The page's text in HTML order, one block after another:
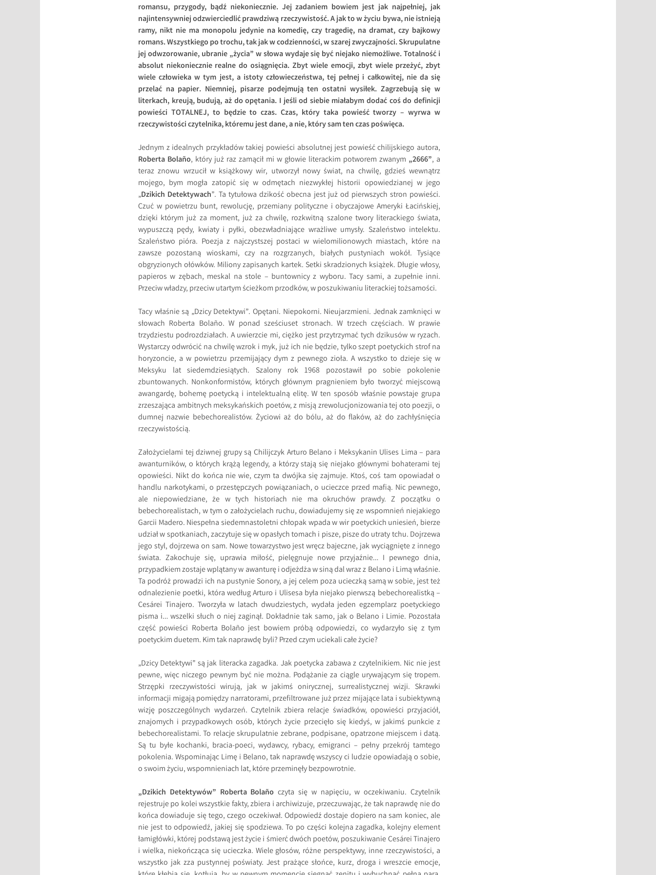
romansu, przygody, bądź niekoniecznie. Jej zadaniem bowiem jest jak najpełniej, jak
najintensywniej odzwierciedlić prawdziwą rzeczywistość. A jak to w życiu bywa, nie istnieją
ramy, nikt nie ma monopolu jedynie na komedię, czy tragedię, na dramat, czy bajkowy
romans. Wszystkiego po trochu, tak jak w codzienności, w szarej zwyczajności. Skrupulatne
jej odwzorowanie, ubranie „życia” w słowa wydaje się być niejako niemożliwe. Totalność i
absolut niekoniecznie realne do osiągnięcia. Zbyt wiele emocji, zbyt wiele przeżyć, zbyt
wiele człowieka w tym jest, a istoty człowieczeństwa, tej pełnej i całkowitej, nie da się
przelać na papier. Niemniej, pisarze podejmują ten ostatni wysiłek. Zagrzebują się w
literkach, kreują, budują, aż do opętania. I jeśli od siebie miałabym dodać coś do definicji
powieści TOTALNEJ, to będzie to czas. Czas, który taka powieść tworzy – wyrwa w
rzeczywistości czytelnika, któremu jest dane, a nie, który sam ten czas poświęca.
Jednym z idealnych przykładów takiej powieści absolutnej jest powieść chilijskiego autora,
Roberta Bolaño, który już raz zamącił mi w głowie literackim potworem zwanym „2666”, a
teraz znowu wrzucił w książkowy wir, utworzył nowy świat, na chwilę, gdzieś wewnątrz
mojego, bym mogła zatopić się w odmętach niezwykłej historii opowiedzianej w jego
„Dzikich Detektywach”. Ta tytułowa dzikość obecna jest już od pierwszych stron powieści.
Czuć w powietrzu bunt, rewolucję, przemiany polityczne i obyczajowe Ameryki Łacińskiej,
dzięki którym już za moment, już za chwilę, rozkwitną szalone twory literackiego świata,
wypuszczą pędy, kwiaty i pyłki, obezwładniające wrażliwe umysły. Szaleństwo intelektu.
Szaleństwo pióra. Poezja z najczystszej postaci w wielomilionowych miastach, które na
zawsze pozostaną wioskami, czy na rozgrzanych, białych pustyniach wokół. Tysiące
obgryzionych ołówków. Miliony zapisanych kartek. Setki skradzionych książek. Długie włosy,
papieros w zębach, meskal na stole – buntownicy z wyboru. Tacy sami, a zupełnie inni.
Przeciw władzy, przeciw utartym ścieżkom przodków, w poszukiwaniu literackiej tożsamości.
Tacy właśnie są „Dzicy Detektywi”. Opętani. Niepokorni. Nieujarzmieni. Jednak zamknięci w
słowach Roberta Bolaño. W ponad sześciuset stronach. W trzech częściach. W prawie
trzydziestu podrozdziałach. A uwierzcie mi, ciężko jest przytrzymać tych dzikusów w ryzach.
Wystarczy odwrócić na chwilę wzrok i myk, już ich nie będzie, tylko szept poetyckich strof na
horyzoncie, a w powietrzu przemijający dym z pewnego zioła. A wszystko to dzieje się w
Meksyku lat siedemdziesiątych. Szalony rok 1968 pozostawił po sobie pokolenie
zbuntowanych. Nonkonformistów, których głównym pragnieniem było tworzyć miejscową
awangardę, bohemę poetycką i intelektualną elitę. W ten sposób właśnie powstaje grupa
zrzeszająca ambitnych meksykańskich poetów, z misją zrewolucjonizowania tej oto poezji, o
dumnej nazwie bebechorealistów. Życiowi aż do bólu, aż do flaków, aż do zachłyśnięcia
rzeczywistością.
Założycielami tej dziwnej grupy są Chilijczyk Arturo Belano i Meksykanin Ulises Lima – para
awanturników, o których krążą legendy, a którzy stają się niejako głównymi bohaterami tej
opowieści. Nikt do końca nie wie, czym ta dwójka się zajmuje. Ktoś, coś tam opowiadał o
handlu narkotykami, o przestępczych powiązaniach, o ucieczce przed mafią. Nic pewnego,
ale niepowiedziane, że w tych historiach nie ma okruchów prawdy. Z początku o
bebechorealistach, w tym o założycielach ruchu, dowiadujemy się ze wspomnień niejakiego
Garcii Madero. Niespełna siedemnastoletni chłopak wpada w wir poetyckich uniesień, bierze
udział w spotkaniach, zaczytuje się w opasłych tomach i pisze, pisze do utraty tchu. Dojrzewa
jego styl, dojrzewa on sam. Nowe towarzystwo jest wręcz bajeczne, jak wyciągnięte z innego
świata. Zakochuje się, uprawia miłość, pielęgnuje nowe przyjaźnie… I pewnego dnia,
przypadkiem zostaje wplątany w awanturę i odjeżdża w siną dal wraz z Belano i Limą właśnie.
Ta podróż prowadzi ich na pustynie Sonory, a jej celem poza ucieczką samą w sobie, jest też
odnalezienie poetki, która według Arturo i Ulisesa była niejako pierwszą bebechorealistką –
Cesárei Tinajero. Tworzyła w latach dwudziestych, wydała jeden egzemplarz poetyckiego
pisma i… wszelki słuch o niej zaginął. Dokładnie tak samo, jak o Belano i Limie. Pozostała
część powieści Roberta Bolaño jest bowiem próbą odpowiedzi, co wydarzyło się z tym
poetyckim duetem. Kim tak naprawdę byli? Przed czym uciekali całe życie?
„Dzicy Detektywi” są jak literacka zagadka. Jak poetycka zabawa z czytelnikiem. Nic nie jest
pewne, więc niczego pewnym być nie można. Podążanie za ciągle urywającym się tropem.
Strzępki rzeczywistości wirują, jak w jakimś onirycznej, surrealistycznej wizji. Skrawki
informacji migają pomiędzy narratorami, przefiltrowane już przez mijające lata i subiektywną
wizję poszczególnych wydarzeń. Czytelnik zbiera relacje świadków, opowieści przyjaciół,
znajomych i przypadkowych osób, których życie przecięło się kiedyś, w jakimś punkcie z
bebechorealistami. To relacje skrupulatnie zebrane, podpisane, opatrzone miejscem i datą.
Są tu byłe kochanki, bracia-poeci, wydawcy, rybacy, emigranci – pełny przekrój tamtego
pokolenia. Wspominając Limę i Belano, tak naprawdę wszyscy ci ludzie opowiadają o sobie,
o swoim życiu, wspomnieniach lat, które przeminęły bezpowrotnie.
„Dzikich Detektywów” Roberta Bolaño czyta się w napięciu, w oczekiwaniu. Czytelnik
rejestruje po kolei wszystkie fakty, zbiera i archiwizuje, przeczuwając, że tak naprawdę nie do
końca dowiaduje się tego, czego oczekiwał. Odpowiedź dostaje dopiero na sam koniec, ale
nie jest to odpowiedź, jakiej się spodziewa. To po części kolejna zagadka, kolejny element
łamigłówki, której podstawą jest życie i śmierć dwóch poetów, poszukiwanie Cesárei Tinajero
i wielka, niekończąca się ucieczka. Wiele głosów, różne perspektywy, inne rzeczywistości, a
wszystko jak zza pustynnej poświaty. Jest prażące słońce, kurz, droga i wreszcie emocje,